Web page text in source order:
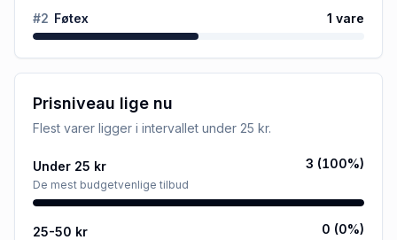
#2 Føtex 1 vare
Prisniveau lige nu
Flest varer ligger i intervallet under 25 kr.
Under 25 kr
De mest budgetvenlige tilbud
3 (100%)
25-50 kr 0 (0%)